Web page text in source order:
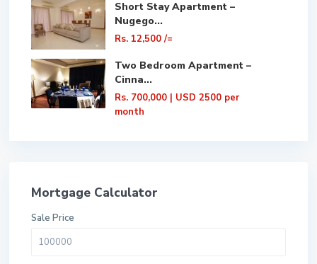
Short Stay Apartment –
Nugego...
Rs. 12,500/=
Two Bedroom Apartment –
Cinna...
Rs. 700,000 | USD 2500 per
month
Mortgage Calculator
Sale Price